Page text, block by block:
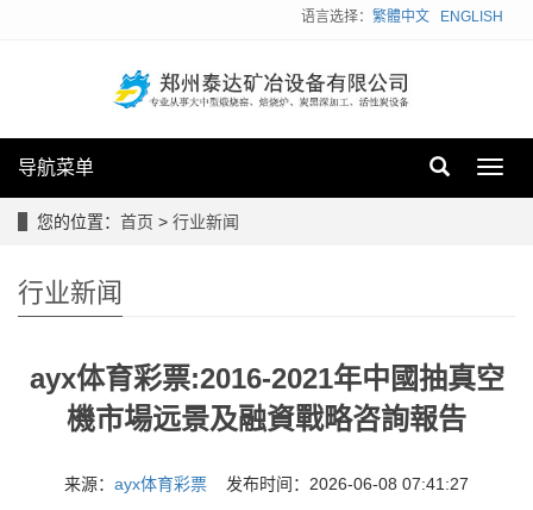
语言选择： 繁體中文 ENGLISH
导航菜单
您的位置： 首页 > 行业新闻
行业新闻
ayx体育彩票:2016-2021年中國抽真空
機市場远景及融資戰略咨詢報告
来源： ayx体育彩票 发布时间：2026-06-08 07:41:27